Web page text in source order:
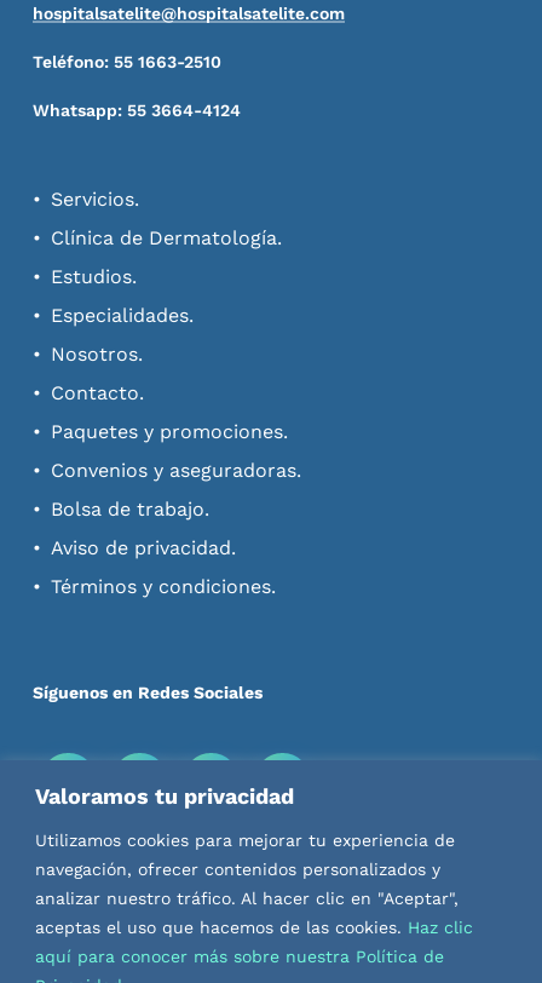
Valoramos tu privacidad
Utilizamos cookies para mejorar tu experiencia de
navegación, ofrecer contenidos personalizados y
analizar nuestro tráfico. Al hacer clic en "Aceptar",
aceptas el uso que hacemos de las cookies. Haz clic
aquí para conocer más sobre nuestra Política de
hospitalsatelite@hospitalsatelite.com
Teléfono: 55 1663-2510
Whatsapp: 55 3664-4124
Servicios.
Clínica de Dermatología.
Estudios.
Especialidades.
Nosotros.
Contacto.
Paquetes y promociones.
Convenios y aseguradoras.
Bolsa de trabajo.
Aviso de privacidad.
Términos y condiciones.
Síguenos en Redes Sociales
Descarga nuestras Apps